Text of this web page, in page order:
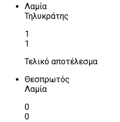
Λαμία
Τηλυκράτης
1
1
Τελικό αποτέλεσμα
Θεσπρωτός
Λαμία
0
0